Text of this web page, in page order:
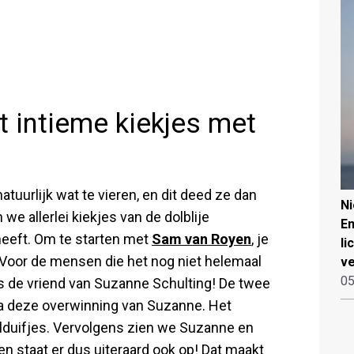
intieme kiekjes met
wat te vieren, en dit deed ze dan
allerlei kiekjes van de dolblije
Om te starten met Sam van Royen, je
de mensen die het nog niet helemaal
de vriend van Suzanne Schulting! De twee
overwinning van Suzanne. Het
Vervolgens zien we Suzanne en
staat er dus uiteraard ook op! Dat maakt